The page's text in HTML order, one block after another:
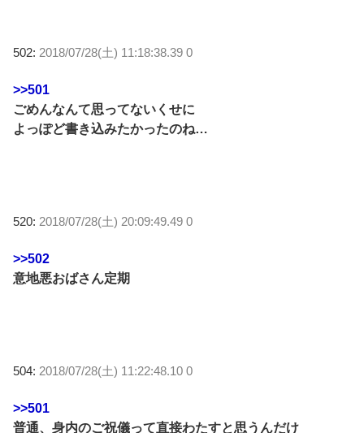
502: 2018/07/28(土) 11:18:38.39 0
>>501
ごめんなんて思ってないくせに
よっぽど書き込みたかったのね…
520: 2018/07/28(土) 20:09:49.49 0
>>502
意地悪おばさん定期
504: 2018/07/28(土) 11:22:48.10 0
>>501
普通、身内のご祝儀って直接わたすと思うんだけ